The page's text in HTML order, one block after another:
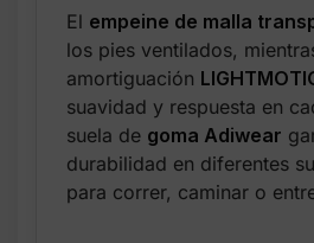
was:
$68.00.
El empeine de malla
los pies ventilados,
amortiguación
suavidad y respuesta en
suela de goma Adiwear
durabilidad en diferentes
para correr, caminar o